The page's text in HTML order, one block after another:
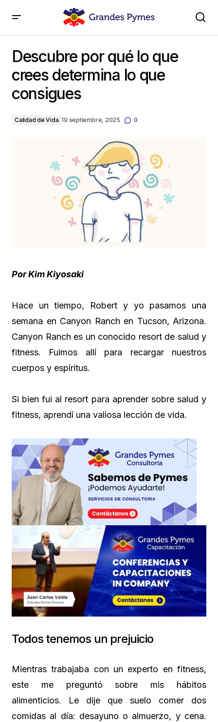
Descubre por qué lo que
crees determina lo que
consigues
Calidad de Vida 19 septiembre, 2025 0
Por Kim Kiyosaki
Hace un tiempo, Robert y yo pasamos una
semana en Canyon Ranch en Tucson, Arizona.
Canyon Ranch es un conocido resort de salud y
fitness. Fuimos allí para recargar nuestros
cuerpos y espíritus.
Si bien fui al resort para aprender sobre salud y
fitness, aprendí una valiosa lección de vida.
Todos tenemos un prejuicio
Mientras trabajaba con un experto en fitness,
este me preguntó sobre mis hábitos
alimenticios. Le dije que suelo comer dos
comidas al día: desayuno o almuerzo, y cena.